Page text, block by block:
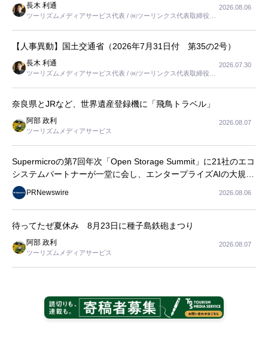
長木 利通
ツーリズムメディアサービス代表 / ㈱ツーリンクス代表取締役社
2026.08.06
【人事異動】国土交通省（2026年7月31日付 第35の2号）
長木 利通
ツーリズムメディアサービス代表 / ㈱ツーリンクス代表取締役社
2026.07.30
奈良県とJRなど、世界遺産登録機に「飛鳥トラベル」
阿部 政利
ツーリズムメディアサービス
2026.08.07
Supermicroの第7回年次「Open Storage Summit」に21社のエコ
システムパートナーが一堂に会し、エンタープライズAIの大規模
導入に関する実践的なガイダンスを共有
PRNewswire 2026.08.06
待ってたぜ夏休み 8月23日に種子島鉄砲まつり
阿部 政利
ツーリズムメディアサービス
2026.08.07